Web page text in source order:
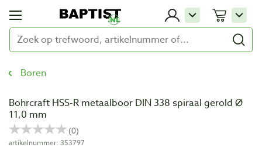
Boren
Bohrcraft HSS-R metaalboor DIN 338 spiraal gerold Ø
11,0 mm
artikelnummer: 353797